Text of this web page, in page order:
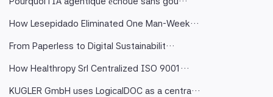
How Lesepidado Eliminated One Man-Week…
From Paperless to Digital Sustainabilit…
How Healthropy Srl Centralized ISO 9001…
KUGLER GmbH uses LogicalDOC as a centra…